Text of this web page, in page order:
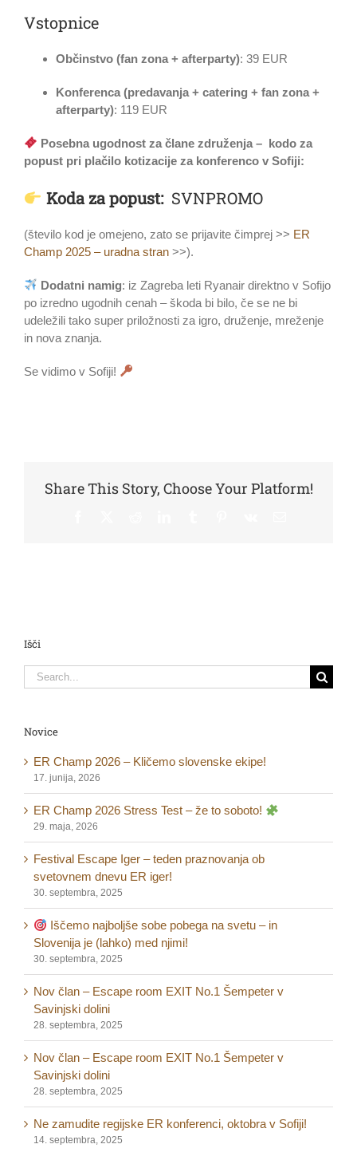
Vstopnice
Občinstvo (fan zona + afterparty): 39 EUR
Konferenca (predavanja + catering + fan zona +
afterparty): 119 EUR
Posebna ugodnost za člane združenja – kodo za
popust pri plačilo kotizacije za konferenco v Sofiji:
Koda za popust: SVNPROMO
(število kod je omejeno, zato se prijavite čimprej >> ER
Champ 2025 – uradna stran >>).
Dodatni namig: iz Zagreba leti Ryanair direktno v Sofijo
po izredno ugodnih cenah – škoda bi bilo, če se ne bi
udeležili tako super priložnosti za igro, druženje, mreženje
in nova znanja.
Se vidimo v Sofiji!
Share This Story, Choose Your Platform!
Išči
Search
for:
Novice
ER Champ 2026 – Kličemo slovenske ekipe!
17. junija, 2026
ER Champ 2026 Stress Test – že to soboto!
29. maja, 2026
Festival Escape Iger – teden praznovanja ob
svetovnem dnevu ER iger!
30. septembra, 2025
Iščemo najboljše sobe pobega na svetu – in
Slovenija je (lahko) med njimi!
30. septembra, 2025
Nov član – Escape room EXIT No.1 Šempeter v
Savinjski dolini
28. septembra, 2025
Nov član – Escape room EXIT No.1 Šempeter v
Savinjski dolini
28. septembra, 2025
Ne zamudite regijske ER konferenci, oktobra v Sofiji!
14. septembra, 2025